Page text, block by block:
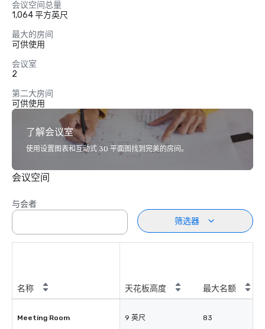
会议空间总量
1,064 平方英尺
最大的房间
可供使用
会议室
2
第二大房间
可供使用
了解会议室
使用设置图表和互动式 3D 平面图找到完美的房间。
会议空间
与会者
筛选器
名称 天花板高度 最大名额
Meeting Room 9 英尺 83